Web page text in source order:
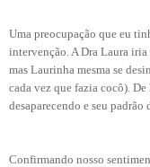
Uma preocupação que eu
intervenção. A Dra Laura
mas Laurinha mesma se
cada vez que fazia cocô).
desaparecendo e seu padrão
Confirmando nosso